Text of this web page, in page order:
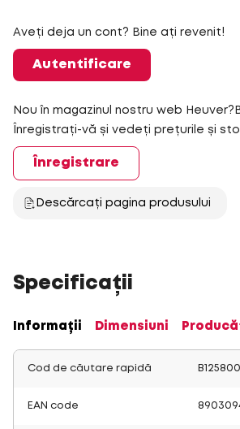
Aveți deja un cont? Bine ați revenit!
Autentificare
Nou în magazinul nostru web
Înregistrați-vă și vedeți prețurile și
Înregistrare
Descărcați pagina produsului
Specificații
Informații Dimensiuni
Cod de căutare rapidă
EAN code